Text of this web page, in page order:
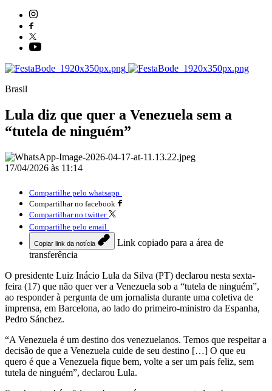
Brasil
Lula diz que quer a Venezuela sem a
“tutela de ninguém”
17/04/2026 às 11:14
Compartilhe pelo whatsapp
Compartilhar no facebook
Compartilhar no twitter
Compartilhe pelo email
Copiar link da notícia
Link copiado para a área de
transferência
O presidente Luiz Inácio Lula da Silva (PT) declarou nesta sexta-
feira (17) que não quer ver a Venezuela sob a “tutela de ninguém”,
ao responder à pergunta de um jornalista durante uma coletiva de
imprensa, em Barcelona, ao lado do primeiro-ministro da Espanha,
Pedro Sánchez.
“A Venezuela é um destino dos venezuelanos. Temos que respeitar a
decisão de que a Venezuela cuide de seu destino […] O que eu
quero é que a Venezuela fique bem, volte a ser um país feliz, sem
tutela de ninguém”, declarou Lula.